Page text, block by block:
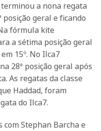
a nona regata
posição geral e ficando
fórmula kite
a sétima posição geral
15º. No Ilca7
28ª posição geral após
As regatas da classe
Haddad, foram
do Ilca7.
Stephan Barcha e